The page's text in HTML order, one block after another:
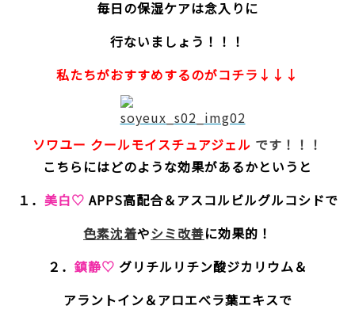
毎日の保湿ケアは念入りに
行ないましょう！！！
私たちがおすすめするのがコチラ↓↓↓
ソワユー クールモイスチュアジェル です！！！
こちらにはどのような効果があるかというと
１． 美白♡ APPS高配合＆アスコルビルグルコシドで
色素沈着やシミ改善に効果的！
２． 鎮静♡ グリチルリチン酸ジカリウム＆
アラントイン＆アロエべラ葉エキスで